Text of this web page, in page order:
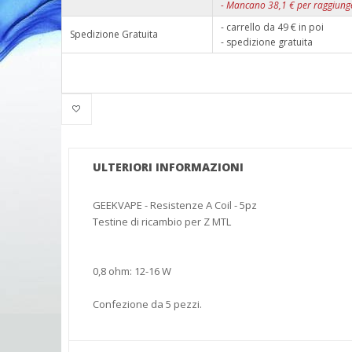
-Mancano38,1 € per
Spedizione Gratuita
- carrello da 49 € in poi
- spedizione gratuita
ULTERIORI INFORMAZIONI
GEEKVAPE - Resistenze A Coil - 5pz
Testine di ricambio per Z MTL
0,8 ohm: 12-16 W
Confezione da 5 pezzi.